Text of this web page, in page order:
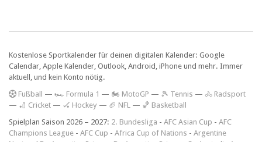
Kostenlose Sportkalender für deinen digitalen Kalender: Google
Calendar, Apple Kalender, Outlook, Android, iPhone und mehr. Immer
aktuell, und kein Konto nötig.
Fußball — 🏎️ Formula 1 — 🏍 MotoGP — 🎾 Tennis — 🚴 Radsport
— 🏏 Cricket — 🏑 Hockey — 🏈 NFL — 🏀 Basketball
Spielplan Saison 2026 – 2027: 2. Bundesliga - AFC Asian Cup - AFC
Champions League - AFC Cup - Africa Cup of Nations - Argentine